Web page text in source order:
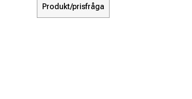
Produkt/prisfråga